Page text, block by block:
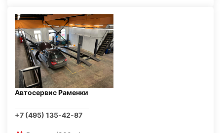
Автосервис Раменки
+7 (495) 135-42-87